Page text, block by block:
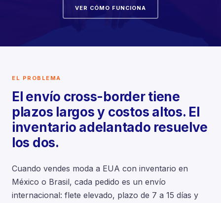
VER CÓMO FUNCIONA
EL PROBLEMA
El envío cross-border tiene
plazos largos y costos altos. El
inventario adelantado resuelve
los dos.
Cuando vendes moda a EUA con inventario en
México o Brasil, cada pedido es un envío
internacional: flete elevado, plazo de 7 a 15 días y